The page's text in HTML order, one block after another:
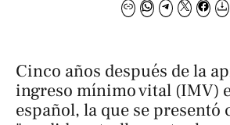
Cinco años después de la
ingreso mínimo vital (IMV)
español, la que se presentó